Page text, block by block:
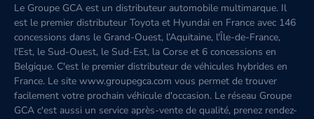
Le Groupe GCA est un distributeur automobile multimarque. Il
est le premier distributeur Toyota et Hyundai en France avec 146
concessions dans le Grand-Ouest, l’Aquitaine, l'Île-de-France,
l'Est, le Sud-Ouest, le Sud-Est, la Corse et 6 concessions en
Belgique. C'est le premier distributeur de véhicules hybrides en
France. Le site www.groupegca.com vous permet de trouver
facilement votre prochain véhicule d'occasion. Le réseau Groupe
GCA c'est aussi un service après-vente de qualité, prenez rendez-